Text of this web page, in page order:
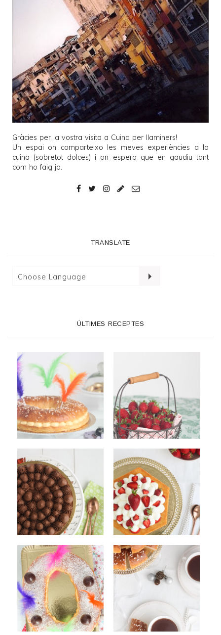
Gràcies per la vostra visita a Cuina per llaminers!
Un espai on comparteixo les meves experiències a la
cuina (sobretot dolces) i on espero que en gaudiu tant
com ho faig jo.
TRANSLATE
ÚLTIMES RECEPTES